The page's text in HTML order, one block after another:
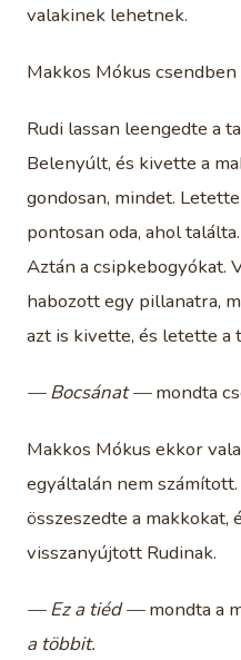
valakinek lehetnek.
Makkos Mókus csendben
Rudi lassan leengedte a
Belenyúlt, és kivette a
gondosan, mindet.
pontosan oda, ahol
Aztán a csipkebogyókat.
habozott egy pillanatra,
azt is kivette, és letette a
— Bocsánat —mondta
Makkos Mókus ekkor
egyáltalán nem
összeszedte a
visszanyújtott Rudinak.
— Ez a tiéd —mondta a
a többit.